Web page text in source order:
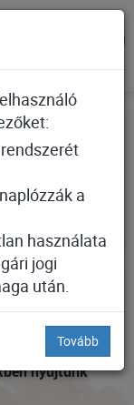
nyújtunk
a
használata
jogi
után.
Tovább